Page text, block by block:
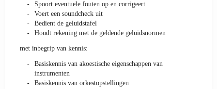
Spoort eventuele fouten op en corrigeert
Voert een soundcheck uit
Bedient de geluidstafel
Houdt rekening met de geldende geluidsnormen
met inbegrip van kennis:
Basiskennis van akoestische eigenschappen van
instrumenten
Basiskennis van orkestopstellingen